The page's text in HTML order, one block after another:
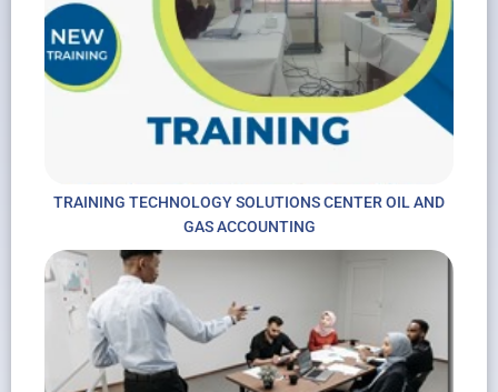
TRAINING TECHNOLOGY SOLUTIONS CENTER OIL AND
GAS ACCOUNTING